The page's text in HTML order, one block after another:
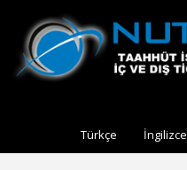
Arama formu
Türkçe İngilizce